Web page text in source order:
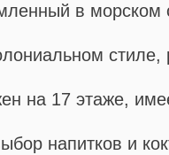
в морском
на 17 этаже,
напитков и